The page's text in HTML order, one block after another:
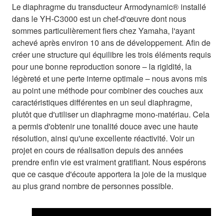
Le diaphragme du transducteur Armodynamic® installé
dans le YH-C3000 est un chef-d'œuvre dont nous
sommes particulièrement fiers chez Yamaha, l'ayant
achevé après environ 10 ans de développement. Afin de
créer une structure qui équilibre les trois éléments requis
pour une bonne reproduction sonore – la rigidité, la
légèreté et une perte interne optimale – nous avons mis
au point une méthode pour combiner des couches aux
caractéristiques différentes en un seul diaphragme,
plutôt que d'utiliser un diaphragme mono-matériau. Cela
a permis d'obtenir une tonalité douce avec une haute
résolution, ainsi qu'une excellente réactivité. Voir un
projet en cours de réalisation depuis des années
prendre enfin vie est vraiment gratifiant. Nous espérons
que ce casque d'écoute apportera la joie de la musique
au plus grand nombre de personnes possible.